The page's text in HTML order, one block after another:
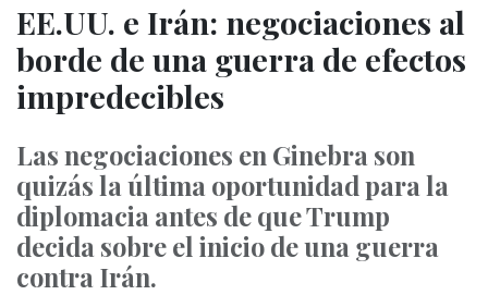
EE.UU. e Irán: negociaciones al
borde de una guerra de efectos
impredecibles
Las negociaciones en Ginebra son
quizás la última oportunidad para la
diplomacia antes de que Trump
decida sobre el inicio de una guerra
contra Irán.